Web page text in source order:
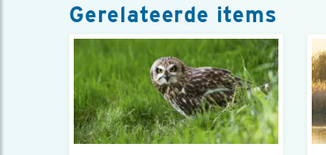
Gerelateerde items